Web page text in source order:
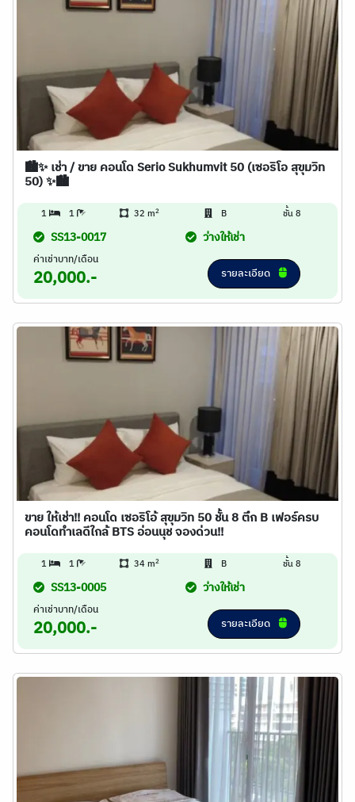
🏙️✨ เช่า / ขาย คอนโด Serio Sukhumvit 50 (เซอริโอ สุขุมวิท
50) ✨🏙️
1 1 32 m2 B ชั้น 8
SS13-0017 ว่างให้เช่า
ค่าเช่าบาท/เดือน
20,000.- รายละเอียด
ขาย ให้เช่า!! คอนโด เซอริโอ้ สุขุมวิท 50 ชั้น 8 ตึก B เฟอร์ครบ
คอนโดทำเลดีใกล้ BTS อ่อนนุช จองด่วน!!
1 1 34 m2 B ชั้น 8
SS13-0005 ว่างให้เช่า
ค่าเช่าบาท/เดือน
20,000.- รายละเอียด